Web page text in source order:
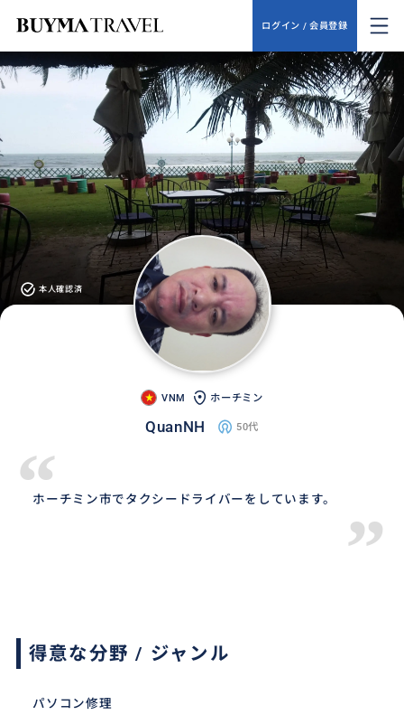
ログイン / 会員登録
本人確認済
VNM ホーチミン
QuanNH 50代
“
ホーチミン市でタクシードライバーをしています。
”
得意な分野 / ジャンル
パソコン修理